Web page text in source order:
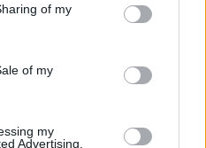
of my
of my
my
Advertising.